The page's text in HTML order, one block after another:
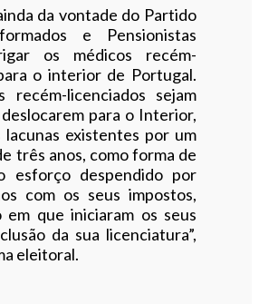
da vontade do Partido
e Pensionistas
os médicos recém-
o interior de Portugal.
recém-licenciados sejam
deslocarem para o Interior,
lacunas existentes por um
três anos, como forma de
esforço despendido por
com os seus impostos,
que iniciaram os seus
da sua licenciatura”,
eleitoral.